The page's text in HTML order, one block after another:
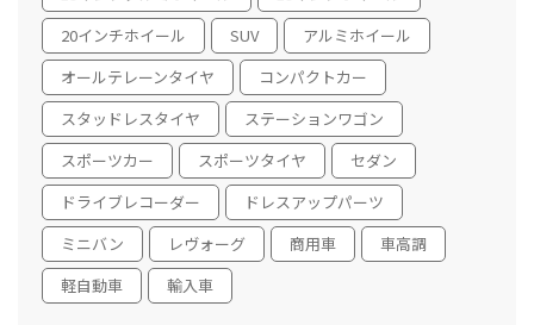
20インチホイール
SUV
アルミホイール
オールテレーンタイヤ
コンパクトカー
スタッドレスタイヤ
ステーションワゴン
スポーツカー
スポーツタイヤ
セダン
ドライブレコーダー
ドレスアップパーツ
ミニバン
レヴォーグ 商用車
車高調
軽自動車
輸入車